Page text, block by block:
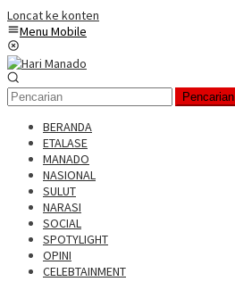
Loncat ke konten
Menu Mobile
Pencarian
BERANDA
ETALASE
MANADO
NASIONAL
SULUT
NARASI
SOCIAL
SPOTYLIGHT
OPINI
CELEBTAINMENT